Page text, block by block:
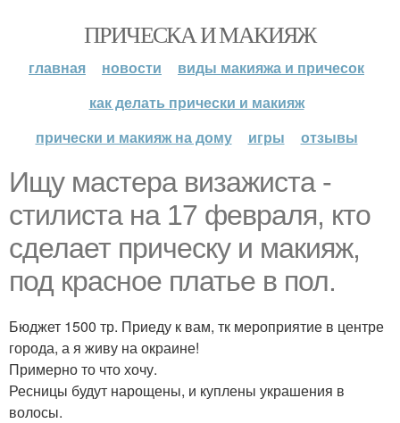
ПРИЧЕСКА И МАКИЯЖ
главная новости
виды макияжа и причесок
как делать прически и макияж
прически и макияж на дому
игры отзывы
Ищу мастера визажиста -
стилиста на 17 февраля, кто
сделает прическу и макияж,
под красное платье в пол.
Бюджет 1500 тр. Приеду к вам, тк мероприятие в центре
города, а я живу на окраине!
Примерно то что хочу.
Ресницы будут нарощены, и куплены украшения в
волосы.